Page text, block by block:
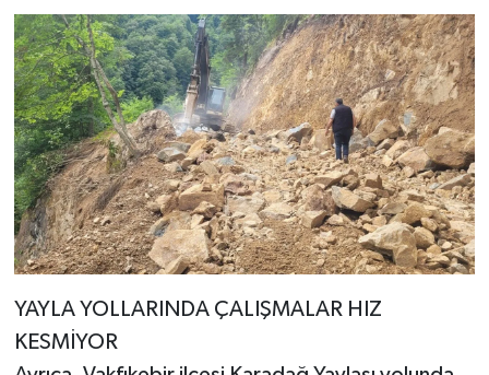
YAYLA YOLLARINDA ÇALIŞMALAR HIZ
KESMİYOR